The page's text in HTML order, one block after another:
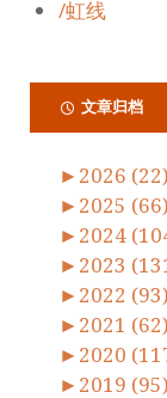
/虹线
文章归档
► 2026 (22)
► 2025 (66)
► 2024
► 2023
► 2022 (93)
► 2021 (62)
► 2020
► 2019 (95)